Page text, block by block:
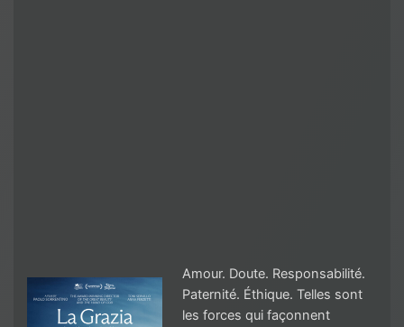
Amour. Doute. Responsabilité.
Paternité. Éthique. Telles sont
les forces qui façonnent